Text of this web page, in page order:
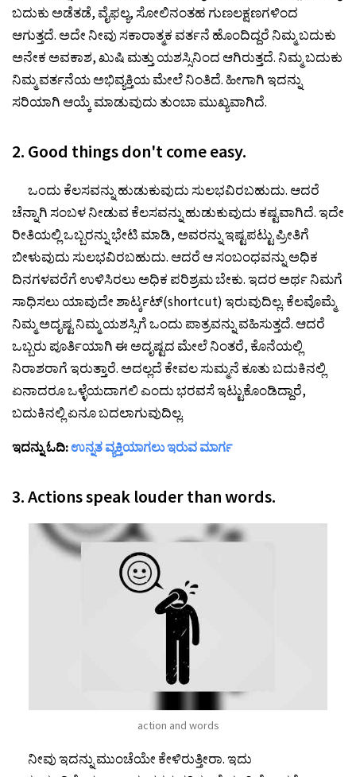
ಬದುಕು ಅಡೆತಡೆ, ವೈಫಲ್ಯ, ಸೋಲಿನಂತಹ ಗುಣಲಕ್ಷಣಗಳಿಂದ
ಆಗುತ್ತದೆ. ಅದೇ ನೀವು ಸಕಾರಾತ್ಮಕ ವರ್ತನೆ ಹೊಂದಿದ್ದರೆ ನಿಮ್ಮ ಬದುಕು
ಅನೇಕ ಅವಕಾಶ, ಖುಷಿ ಮತ್ತು ಯಶಸ್ಸಿನಿಂದ ಆಗಿರುತ್ತದೆ. ನಿಮ್ಮ ಬದುಕು
ನಿಮ್ಮ ವರ್ತನೆಯ ಅಭಿವ್ಯಕ್ತಿಯ ಮೇಲೆ ನಿಂತಿದೆ. ಹೀಗಾಗಿ ಇದನ್ನು
ಸರಿಯಾಗಿ ಆಯ್ಕೆ ಮಾಡುವುದು ತುಂಬಾ ಮುಖ್ಯವಾಗಿದೆ.
2. Good things don't come easy.
ಒಂದು ಕೆಲಸವನ್ನು ಹುಡುಕುವುದು ಸುಲಭವಿರಬಹುದು. ಆದರೆ
ಚೆನ್ನಾಗಿ ಸಂಬಳ ನೀಡುವ ಕೆಲಸವನ್ನು ಹುಡುಕುವುದು ಕಷ್ಟವಾಗಿದೆ. ಇದೇ
ರೀತಿಯಲ್ಲಿ ಒಬ್ಬರನ್ನು ಭೇಟಿ ಮಾಡಿ, ಅವರನ್ನು ಇಷ್ಟಪಟ್ಟು ಪ್ರೀತಿಗೆ
ಬೀಳುವುದು ಸುಲಭವಿರಬಹುದು. ಆದರೆ ಆ ಸಂಬಂಧವನ್ನು ಅಧಿಕ
ದಿನಗಳವರೆಗೆ ಉಳಿಸಿರಲು ಅಧಿಕ ಪರಿಶ್ರಮ ಬೇಕು. ಇದರ ಅರ್ಥ ನಿಮಗೆ
ಸಾಧಿಸಲು ಯಾವುದೇ ಶಾರ್ಟ್ಕಟ್(shortcut) ಇರುವುದಿಲ್ಲ. ಕೆಲವೊಮ್ಮೆ
ನಿಮ್ಮ ಅದೃಷ್ಟ ನಿಮ್ಮ ಯಶಸ್ಸಿಗೆ ಒಂದು ಪಾತ್ರವನ್ನು ವಹಿಸುತ್ತದೆ. ಆದರೆ
ಒಬ್ಬರು ಪೂರ್ತಿಯಾಗಿ ಈ ಅದೃಷ್ಟದ ಮೇಲೆ ನಿಂತರೆ, ಕೊನೆಯಲ್ಲಿ
ನಿರಾಶರಾಗೆ ಇರುತ್ತಾರೆ. ಅದಲ್ಲದೆ ಕೇವಲ ಸುಮ್ಮನೆ ಕೂತು ಬದುಕಿನಲ್ಲಿ
ಏನಾದರೂ ಒಳ್ಳೆಯದಾಗಲಿ ಎಂದು ಭರವಸೆ ಇಟ್ಟುಕೊಂಡಿದ್ದಾರೆ,
ಬದುಕಿನಲ್ಲಿ ಏನೂ ಬದಲಾಗುವುದಿಲ್ಲ.
ಇದನ್ನು ಓದಿ: ಉನ್ನತ ವ್ಯಕ್ತಿಯಾಗಲು ಇರುವ ಮಾರ್ಗ
3. Actions speak louder than words.
action and words
ನೀವು ಇದನ್ನು ಮುಂಚೆಯೇ ಕೇಳಿರುತ್ತೀರಾ. ಇದು